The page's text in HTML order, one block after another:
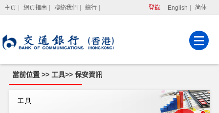
主頁 網頁指南 聯絡我們 總行 登錄 English 简体
強積金服務
當前位置 >> 工具>> 保安資訊